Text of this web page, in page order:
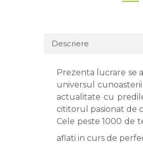
Descriere
Prezenta lucrare se
universul
actualitate cu
cititorul pasionat de
Cele peste 1000 de
aflati in curs de